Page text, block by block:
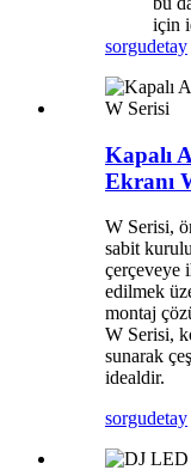
için
sorgudetay
Kapalı
Ekranı
W Serisi,
sabit
çerçeveye
edilmek
montaj
W Serisi,
sunarak
idealdir.
sorgudetay